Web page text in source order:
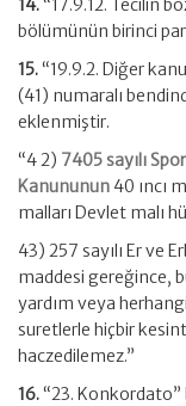
14. “17.9.12. Tecilin
bölümünün birinci
15. “19.9.2. Diğer
(41) numaralı
eklenmiştir.
“4 2) 7405 sayılı
Kanununun 40 ıncı
malları Devlet malı
43) 257 sayılı Er ve
maddesi gereğince,
yardım veya
suretlerle hiçbir
haczedilemez.”
16. “23. Konkordato”